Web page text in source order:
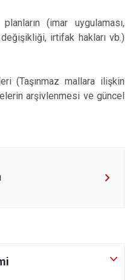
(imar uygulaması,
irtifak hakları vb.)
mallara ilişkin
arşivlenmesi ve güncel